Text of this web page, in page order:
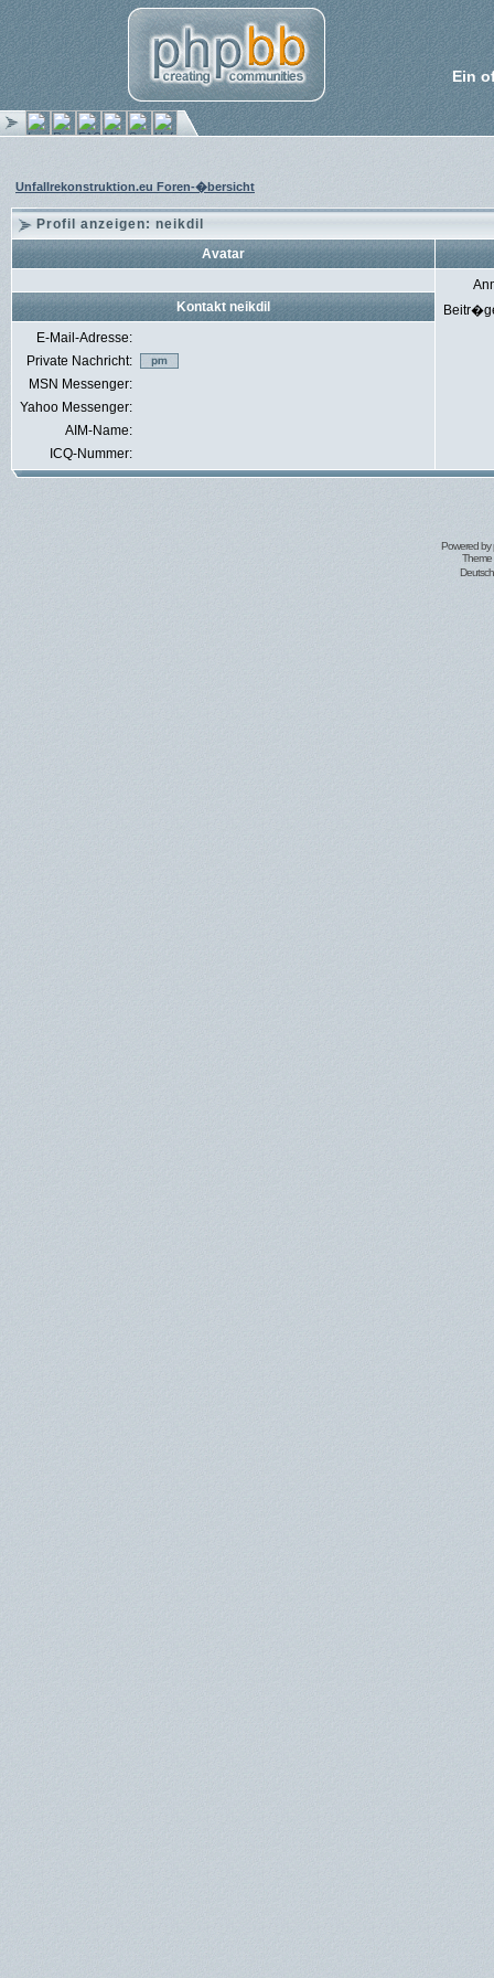
Ein
Unfallrekonstruktion.eu Foren-�bersicht
Profil anzeigen: neikdil
Avatar
Kontakt neikdil
E-Mail-Adresse:
Private Nachricht:
MSN Messenger:
Yahoo Messenger:
AIM-Name:
ICQ-Nummer:
Powered by
Theme